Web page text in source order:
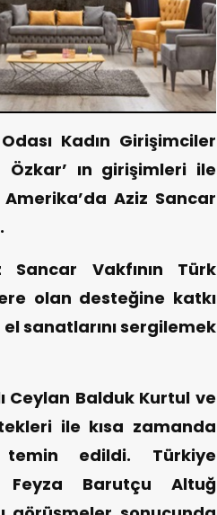
Kadın Girişimciler
ın girişimleri ile
Aziz Sancar
Vakfının Türk
olan desteğine katkı
sanatlarını sergilemek
Ceylan Balduk Kurtul ve
ile kısa zamanda
edildi. Türkiye
Feyza Barutçu Altuğ